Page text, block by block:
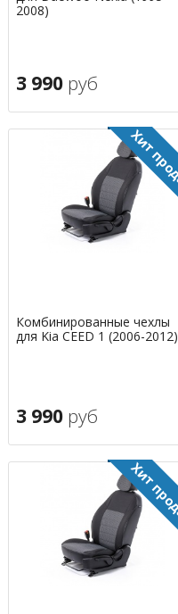
2008)
3 990 руб
Комбинированные чехлы
для Kia CEED 1 (2006-2012)
3 990 руб